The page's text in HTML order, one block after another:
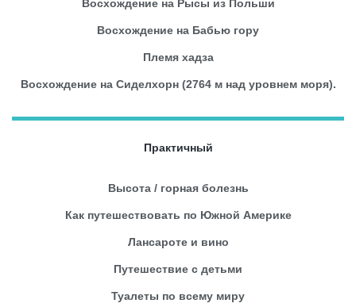
Восхождение на Рысы из Польши
Восхождение на Бабью гору
Племя хадза
Восхождение на Сиделхорн (2764 м над уровнем моря).
Практичный
Высота / горная болезнь
Как путешествовать по Южной Америке
Лансароте и вино
Путешествие с детьми
Туалеты по всему миру